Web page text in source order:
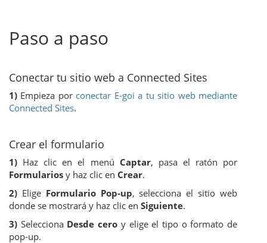
Paso a paso
Conectar tu sitio web a Connected Sites
1) Empieza por conectar E-goi a tu sitio web mediante
Connected Sites.
Crear el formulario
1) Haz clic en el menú Captar, pasa el ratón por
Formularios y haz clic en Crear.
2) Elige Formulario Pop-up, selecciona el sitio web
donde se mostrará y haz clic en Siguiente.
3) Selecciona Desde cero y elige el tipo o formato de
pop-up.